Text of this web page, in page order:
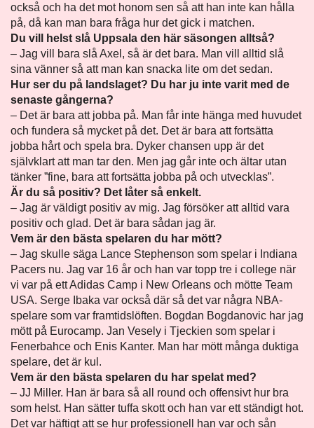
också och ha det mot honom sen så att han inte kan hålla
på, då kan man bara fråga hur det gick i matchen.
Du vill helst slå Uppsala den här säsongen alltså?
– Jag vill bara slå Axel, så är det bara. Man vill alltid slå
sina vänner så att man kan snacka lite om det sedan.
Hur ser du på landslaget? Du har ju inte varit med de
senaste gångerna?
– Det är bara att jobba på. Man får inte hänga med huvudet
och fundera så mycket på det. Det är bara att fortsätta
jobba hårt och spela bra. Dyker chansen upp är det
självklart att man tar den. Men jag går inte och ältar utan
tänker ”fine, bara att fortsätta jobba på och utvecklas”.
Är du så positiv? Det låter så enkelt.
– Jag är väldigt positiv av mig. Jag försöker att alltid vara
positiv och glad. Det är bara sådan jag är.
Vem är den bästa spelaren du har mött?
– Jag skulle säga Lance Stephenson som spelar i Indiana
Pacers nu. Jag var 16 år och han var topp tre i college när
vi var på ett Adidas Camp i New Orleans och mötte Team
USA. Serge Ibaka var också där så det var några NBA-
spelare som var framtidslöften. Bogdan Bogdanovic har jag
mött på Eurocamp. Jan Vesely i Tjeckien som spelar i
Fenerbahce och Enis Kanter. Man har mött många duktiga
spelare, det är kul.
Vem är den bästa spelaren du har spelat med?
– JJ Miller. Han är bara så all round och offensivt hur bra
som helst. Han sätter tuffa skott och han var ett ständigt hot.
Det var häftigt att se hur professionell han var och sån